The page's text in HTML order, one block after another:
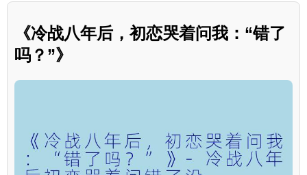
《冷战八年后，初恋哭着问我：“错了
吗？”》